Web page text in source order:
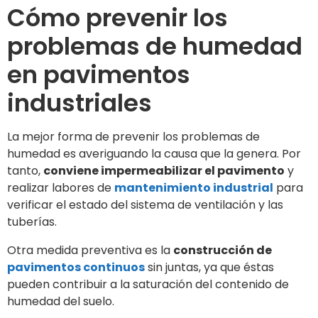
Cómo prevenir los
problemas de humedad
en pavimentos
industriales
La mejor forma de prevenir los problemas de
humedad es averiguando la causa que la genera. Por
tanto, conviene impermeabilizar el pavimento y
realizar labores de mantenimiento industrial para
verificar el estado del sistema de ventilación y las
tuberías.
Otra medida preventiva es la construcción de
pavimentos continuossin juntas, ya que éstas
pueden contribuir a la saturación del contenido de
humedad del suelo.